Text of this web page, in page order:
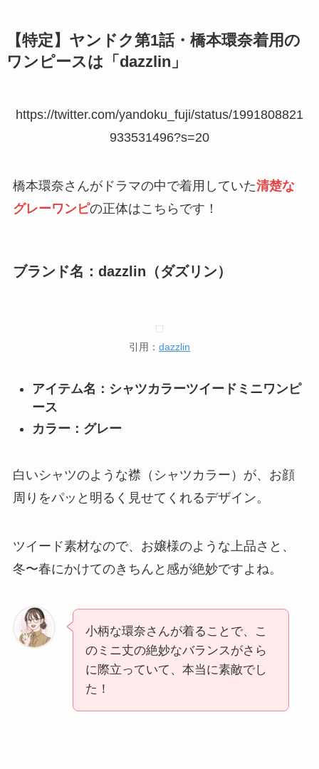
【特定】ヤンドク第1話・橋本環奈着用の
ワンピースは「dazzlin」
https://twitter.com/yandoku_fuji/status/1991808821
933531496?s=20
橋本環奈さんがドラマの中で着用していた清楚な
グレーワンピの正体はこちらです！
ブランド名：dazzlin（ダズリン）
引用： dazzlin
アイテム名：シャツカラーツイードミニワンピ
ース
カラー：グレー
白いシャツのような襟（シャツカラー）が、お顔
周りをパッと明るく見せてくれるデザイン。
ツイード素材なので、お嬢様のような上品さと、
冬〜春にかけてのきちんと感が絶妙ですよね。
小柄な環奈さんが着ることで、こ
のミニ丈の絶妙なバランスがさら
に際立っていて、本当に素敵でし
た！